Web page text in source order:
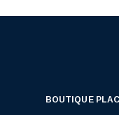
BOUTIQUE